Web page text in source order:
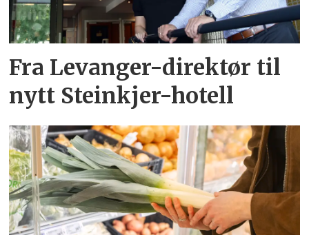
Fra Levanger-direktør til
nytt Steinkjer-hotell